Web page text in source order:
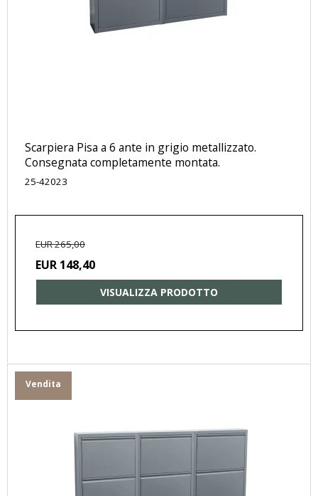
Scarpiera Pisa a 6 ante in grigio metallizzato.
Consegnata completamente montata.
25-42023
EUR 265,00
EUR 148,40
VISUALIZZA PRODOTTO
Vendita